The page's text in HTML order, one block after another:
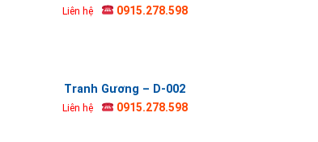
Liên hệ 0915.278.598
Tranh Gương – D-002
Liên hệ 0915.278.598